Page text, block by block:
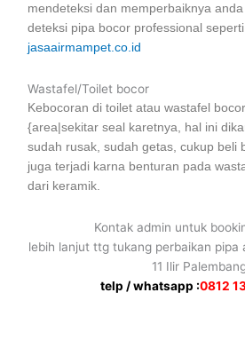
mendeteksi dan memperbaiknya
deteksi pipa bocor professional
jasaairmampet.co.id
Wastafel/Toilet bocor
Kebocoran di toilet atau wastafel
{area|sekitar seal karetnya, hal ini
sudah rusak, sudah getas, cukup beli
juga terjadi karna benturan pada
dari keramik.
Kontak admin untuk
lebih lanjut ttg tukang perbaikan pipa
11 Ilir
telp / whatsapp :0812